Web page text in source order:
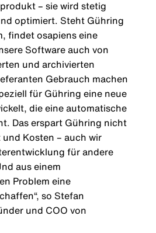
– sie wird stetig
optimiert. Steht Gühring
findet osapiens eine
Software auch von
und archivierten
Gebrauch machen
für Gühring eine neue
die eine automatische
Das erspart Gühring nicht
Kosten – auch wir
für andere
aus einem
Problem eine
so Stefan
und COO von